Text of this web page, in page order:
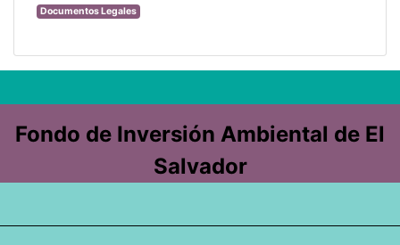
Documentos Legales
Fondo de Inversión Ambiental de El
Salvador